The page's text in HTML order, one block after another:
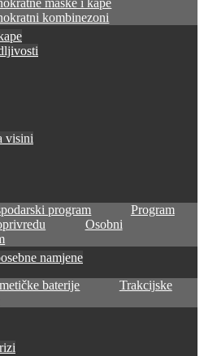
kombinezoni
visini
program
Program
Osobni
namjene
baterije
Trakcijske